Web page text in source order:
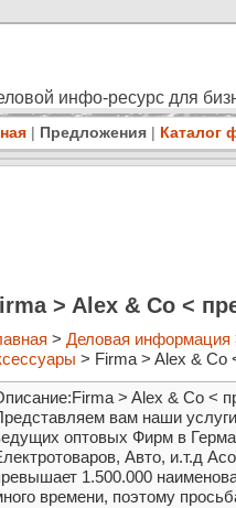
инфо-ресурс для
| Предложения | Каталог
> Alex & Co <
> Деловая информация
> Firma > Alex & Co
> Alex & Co <
вам наши
оптовых Фирм в
Авто, и.т.д
1.500.000
времени, поэтому